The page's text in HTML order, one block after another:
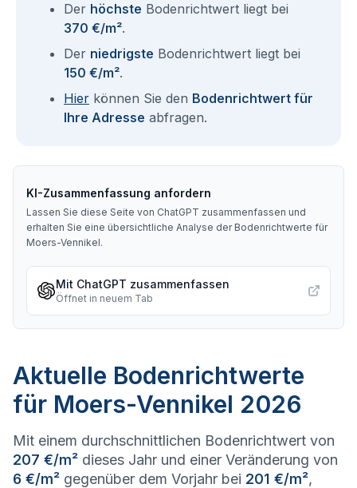
Der höchste Bodenrichtwert liegt bei
370 €/m².
Der niedrigste Bodenrichtwert liegt bei
150 €/m².
Hier können Sie den Bodenrichtwert für
Ihre Adresse abfragen.
KI-Zusammenfassung anfordern
Lassen Sie diese Seite von ChatGPT zusammenfassen und
erhalten Sie eine übersichtliche Analyse der Bodenrichtwerte für
Moers-Vennikel.
Mit ChatGPT zusammenfassen
Öffnet in neuem Tab
Aktuelle Bodenrichtwerte
für Moers-Vennikel 2026
Mit einem durchschnittlichen Bodenrichtwert von
207 €/m² dieses Jahr und einer Veränderung von
6 €/m² gegenüber dem Vorjahr bei 201 €/m²,